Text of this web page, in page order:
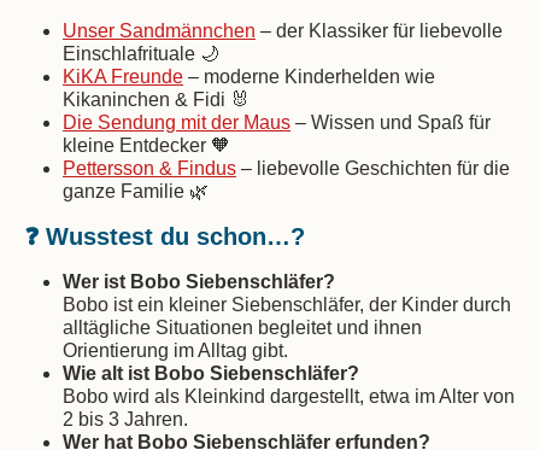
Unser Sandmännchen – der Klassiker für liebevolle
Einschlafrituale 🌙
KiKA Freunde – moderne Kinderhelden wie
Kikaninchen & Fidi 🐰
Die Sendung mit der Maus – Wissen und Spaß für
kleine Entdecker 🧡
Pettersson & Findus – liebevolle Geschichten für die
ganze Familie 🌿
❓ Wusstest du schon…?
Wer ist Bobo Siebenschläfer?
Bobo ist ein kleiner Siebenschläfer, der Kinder durch
alltägliche Situationen begleitet und ihnen
Orientierung im Alltag gibt.
Wie alt ist Bobo Siebenschläfer?
Bobo wird als Kleinkind dargestellt, etwa im Alter von
2 bis 3 Jahren.
Wer hat Bobo Siebenschläfer erfunden?